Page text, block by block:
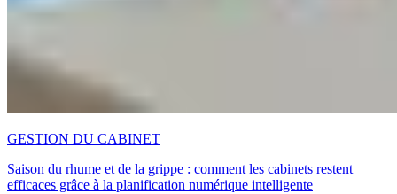
GESTION DU CABINET
Saison du rhume et de la grippe : comment les cabinets restent
efficaces grâce à la planification numérique intelligente